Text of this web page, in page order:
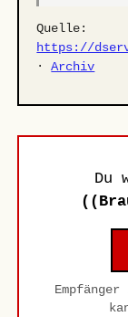
Quelle:
https://
·Archiv
Du